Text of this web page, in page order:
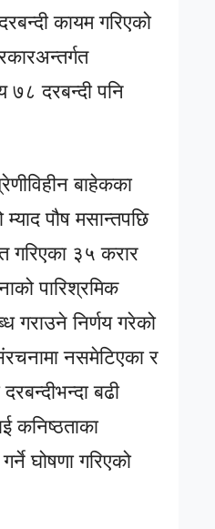
कायम गरिएको
७८ दरबन्दी पनि
बाहेकका
पौष मसान्तपछि
गरिएका ३५ करार
पारिश्रमिक
गराउने निर्णय गरेको
नसमेटिएका र
बढी
कनिष्ठताका
घोषणा गरिएको